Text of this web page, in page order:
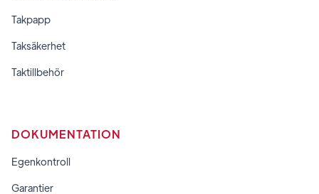
Takpapp
Taksäkerhet
Taktillbehör
DOKUMENTATION
Egenkontroll
Garantier